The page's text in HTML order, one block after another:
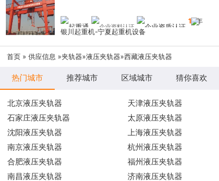
14年
银川起重机-宁夏起重机设备
首页 » 供应信息 »夹轨器»液压夹轨器»西藏液压夹轨器
热门城市 推荐城市 区域城市 猜你喜欢
北京液压夹轨器
天津液压夹轨器
石家庄液压夹轨器
太原液压夹轨器
沈阳液压夹轨器
上海液压夹轨器
南京液压夹轨器
杭州液压夹轨器
合肥液压夹轨器
福州液压夹轨器
南昌液压夹轨器
济南液压夹轨器